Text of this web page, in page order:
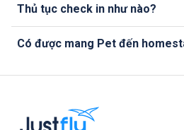
Thủ tục check in như nào?
Có được mang Pet đến